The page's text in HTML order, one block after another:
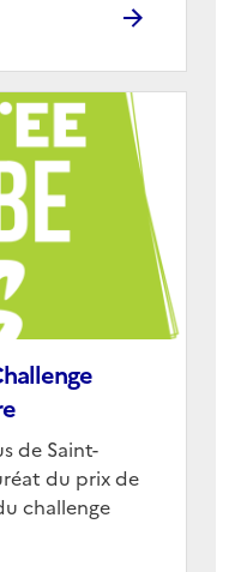
de Saint-
du prix de
challenge